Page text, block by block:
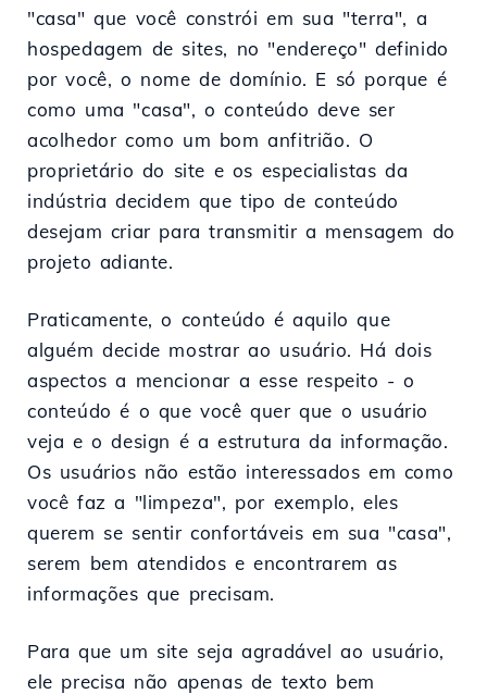
"casa" que você constrói em sua "terra", a
hospedagem de sites, no "endereço" definido
por você, o nome de domínio. E só porque é
como uma "casa", o conteúdo deve ser
acolhedor como um bom anfitrião. O
proprietário do site e os especialistas da
indústria decidem que tipo de conteúdo
desejam criar para transmitir a mensagem do
projeto adiante.
Praticamente, o conteúdo é aquilo que
alguém decide mostrar ao usuário. Há dois
aspectos a mencionar a esse respeito - o
conteúdo é o que você quer que o usuário
veja e o design é a estrutura da informação.
Os usuários não estão interessados em como
você faz a "limpeza", por exemplo, eles
querem se sentir confortáveis em sua "casa",
serem bem atendidos e encontrarem as
informações que precisam.
Para que um site seja agradável ao usuário,
ele precisa não apenas de texto bem